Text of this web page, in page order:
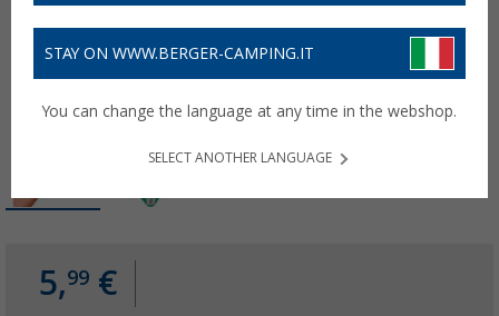
5,99 €
STAY ON WWW.BERGER-CAMPING.IT
You can change the language at any time in the webshop.
SELECT ANOTHER LANGUAGE